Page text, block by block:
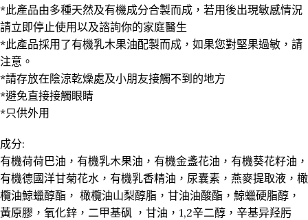
*此產品由多種天然及有機成分合製而成，若用後出現敏感情況
請立即停止使用以及諮詢你的家庭醫生
*此產品採用了有機乳木果油配製而成，如果您對堅果過敏，請
注意。
*請存放在陰涼乾燥處及小朋友接觸不到的地方
*避免直接接觸眼睛
*只供外用
成分:
有機荷荷巴油，有機乳木果油，有機金盞花油，有機葵花籽油，
有機德國洋甘菊花水，有機乳香精油，尿囊素，燕麥提取液，橄
欖油鯨蠟醇酯， 橄欖油山梨醇脂，甘油油酸酯，鯨蠟硬脂醇，
黃原膠，氧化鋅，二甲基砜 ，甘油，1,2辛二醇，辛基异羟肟